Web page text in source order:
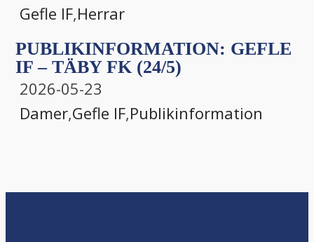
Gefle IF,Herrar
PUBLIKINFORMATION: GEFLE
IF – TÄBY FK (24/5)
2026-05-23
Damer,Gefle IF,Publikinformation